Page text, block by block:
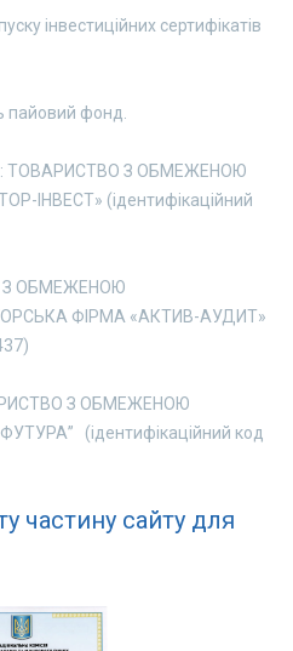
інвестиційних сертифікатів
пайовий фонд.
ТОВАРИСТВО З ОБМЕЖЕНОЮ
ІНВЕСТ» (ідентифікаційний
ОБМЕЖЕНОЮ
ФІРМА «АКТИВ-АУДИТ»
З ОБМЕЖЕНОЮ
(ідентифікаційний код
частину сайту для